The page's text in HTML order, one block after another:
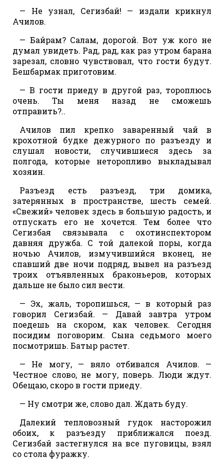
— Не узнал, Сегизбай! — издали крикнул
Ачилов.
— Байрам? Салам, дорогой. Вот уж кого не
думал увидеть. Рад, рад, как раз утром барана
зарезал, словно чувствовал, что гости будут.
Бешбармак приготовим.
— В гости приеду в другой раз, тороплюсь
очень. Ты меня назад не сможешь
отправить?..
Ачилов пил крепко заваренный чай в
крохотной будке дежурного по разъезду и
слушал новости, случившиеся здесь за
полгода, которые неторопливо выкладывал
хозяин.
Разъезд есть разъезд, три домика,
затерянных в пространстве, шесть семей.
«Свежий» человек здесь в большую радость, и
отпускать его не хочется. Тем более что
Сегизбая связывала с охотинспектором
давняя дружба. С той далекой поры, когда
ночью Ачилов, измучившийся вконец, не
спавший две ночи подряд, вывел на разъезд
троих отъявленных браконьеров, которых
дальше не было сил вести.
— Эх, жаль, торопишься, — в который раз
говорил Сегизбай. — Давай завтра утром
поедешь на скором, как человек. Сегодня
посидим поговорим. Сына седьмого моего
посмотришь. Батыр растет.
— Не могу, — вяло отбивался Ачилов. —
Честное слово, не могу, поверь. Люди ждут.
Обещаю, скоро в гости приеду.
— Ну смотри же, слово дал. Ждать буду.
Далекий тепловозный гудок насторожил
обоих, к разъезду приближался поезд.
Сегизбай застегнулся на все пуговицы, взял
со стола фуражку.